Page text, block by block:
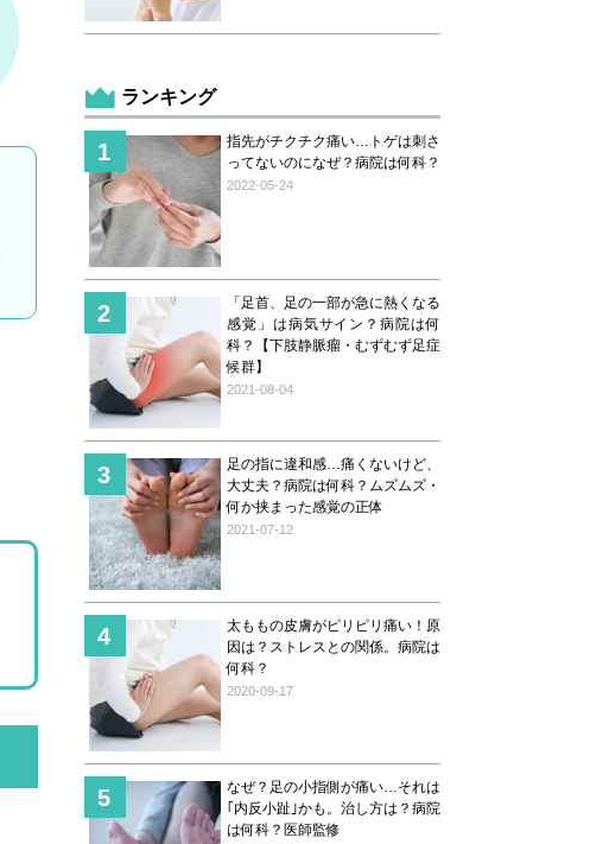
ランキング
指先がチクチク痛い…トゲは刺さ
ってないのになぜ？病院は何科？
2022-05-24
「足首、足の一部が急に熱くなる
感覚」は病気サイン？病院は何
科？【下肢静脈瘤・むずむず足症
候群】
2021-08-04
足の指に違和感…痛くないけど、
大丈夫？病院は何科？ムズムズ・
何か挟まった感覚の正体
2021-07-12
太ももの皮膚がピリピリ痛い！原
因は？ストレスとの関係。病院は
何科？
2020-09-17
なぜ？足の小指側が痛い…それは
｢内反小趾｣かも。治し方は？病院
は何科？医師監修